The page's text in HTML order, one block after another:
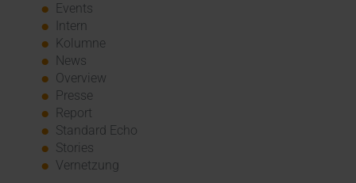
Events
Intern
Kolumne
News
Overview
Presse
Report
Standard Echo
Stories
Vernetzung